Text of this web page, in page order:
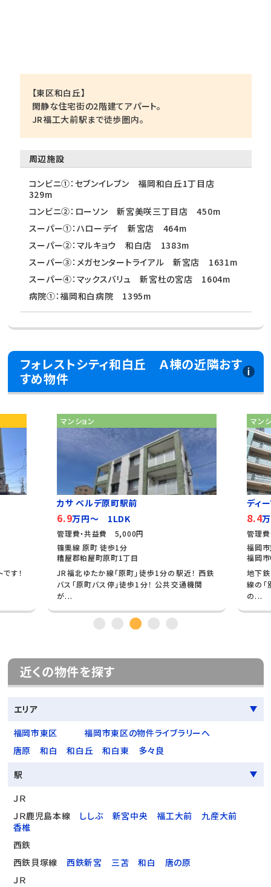
【東区和白丘】
閑静な住宅街の2階建てアパート。
JR福工大前駅まで徒歩圏内。
周辺施設
コンビニ①：セブンイレブン 福岡和白丘1丁目店
329m
コンビニ②：ローソン 新宮美咲三丁目店 450m
スーパー①：ハローデイ 新宮店 464m
スーパー②：マルキョウ 和白店 1383m
スーパー③：メガセンタートライアル 新宮店 1631m
スーパー④：マックスバリュ 新宮杜の宮店 1604m
病院①：福岡和白病院 1395m
フォレストシティ和白丘 Ａ棟の近隣おす
すめ物件
す！
マンション
カサ ベルデ原町駅前
6.9万円～ 1LDK
管理費・共益費 5,000円
篠栗線 原町 徒歩1分
糟屋郡粕屋町原町1丁目
JR福北ゆたか線「原町」徒歩1分の駅近！ 西鉄
バス「原町バス停」徒歩1分！ 公共交通機関
が...
マン
ディ
8.4
管理
福岡
福岡
地下鉄
線の
の...
近くの物件を探す
エリア
福岡市東区
福岡市東区の物件ライブラリーへ
唐原
和白 和白丘 和白東
多々良
駅
ＪＲ
ＪＲ鹿児島本線
ししぶ 新宮中央 福工大前
九産大前
香椎
西鉄
西鉄貝塚線
西鉄新宮 三苫 和白
唐の原
ＪＲ